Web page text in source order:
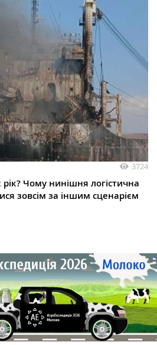
3724
Чому нинішня логістична
зовсім за іншим сценарієм